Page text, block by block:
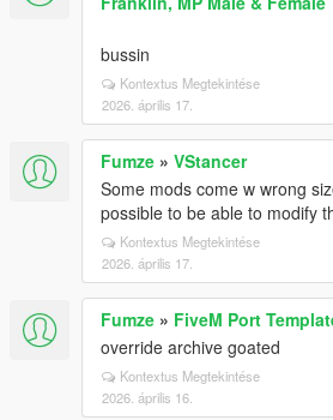
bussin
Kontextus Megtekintése
2026. április 17.
Fumze » VStancer
Some mods come w wrong
possible to be able to modify
Kontextus Megtekintése
2026. április 17.
Fumze » FiveM Port
override archive goated
Kontextus Megtekintése
2026. április 16.